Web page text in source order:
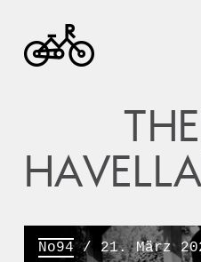
No94/ 21. März